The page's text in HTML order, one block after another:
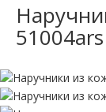
51004ars